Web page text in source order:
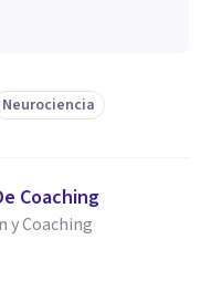
Neurociencia
Coaching
y Coaching